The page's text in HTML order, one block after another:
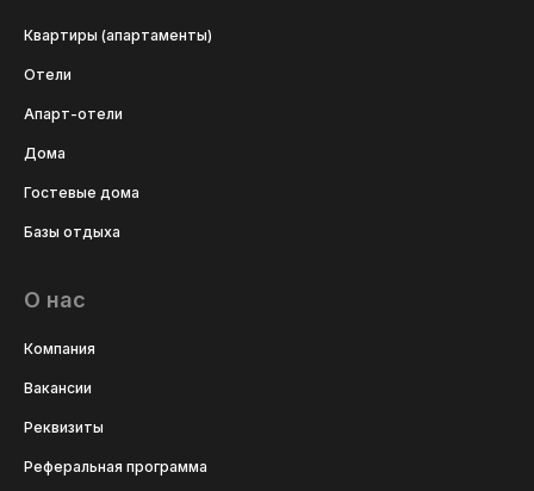
Квартиры (апартаменты)
Отели
Апарт-отели
Дома
Гостевые дома
Базы отдыха
О нас
Компания
Вакансии
Реквизиты
Реферальная программа